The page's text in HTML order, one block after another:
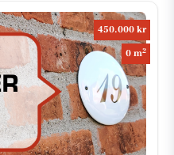
450.000 kr
0 m2